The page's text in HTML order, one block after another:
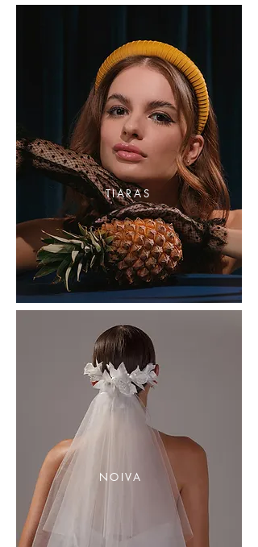
TIARAS
NOIVA